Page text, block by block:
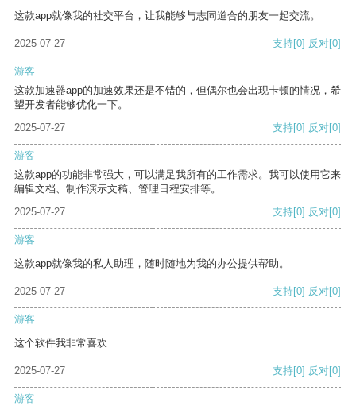
这款app就像我的社交平台，让我能够与志同道合的朋友一起交流。
2025-07-27 支持[0] 反对[0]
游客
这款加速器app的加速效果还是不错的，但偶尔也会出现卡顿的情况，希
望开发者能够优化一下。
2025-07-27
支持[0] 反对[0]
游客
这款app的功能非常强大，可以满足我所有的工作需求。我可以使用它来
编辑文档、制作演示文稿、管理日程安排等。
2025-07-27
支持[0] 反对[0]
游客
这款app就像我的私人助理，随时随地为我的办公提供帮助。
2025-07-27 支持[0] 反对[0]
游客
这个软件我非常喜欢
2025-07-27 支持[0] 反对[0]
游客